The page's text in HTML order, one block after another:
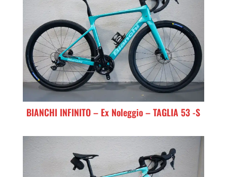
BIANCHI INFINITO – Ex Noleggio – TAGLIA 53 -S